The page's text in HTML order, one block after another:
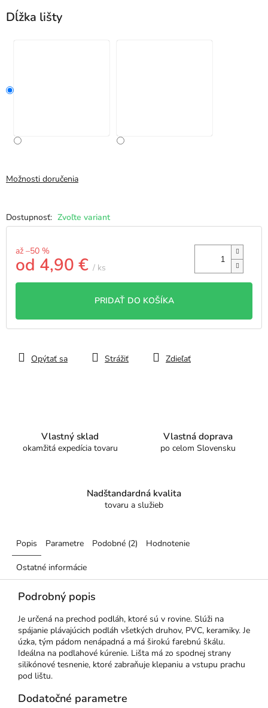
Zvoľte variant
Dĺžka lišty
Možnosti doručenia
až –50 %
od 4,90 € / ks
Jednotková
PRIDAŤ DO KOŠÍKA
Opýtať sa Strážiť Zdieľať
Vlastný sklad
okamžitá expedícia tovaru
Vlastná doprava
po celom Slovensku
Nadštandardná kvalita
tovaru a služieb
Popis Parametre Podobné (2) Hodnotenie
Ostatné informácie
Podrobný popis
Je určená na prechod podláh, ktoré sú v rovine. Slúži na
spájanie plávajúcich podláh všetkých druhov, PVC, keramiky. Je
úzka, tým pádom nenápadná a má širokú farebnú škálu.
Ideálna na podlahové kúrenie. Lišta má zo spodnej strany
silikónové tesnenie, ktoré zabraňuje klepaniu a vstupu prachu
pod lištu.
Dodatočné parametre